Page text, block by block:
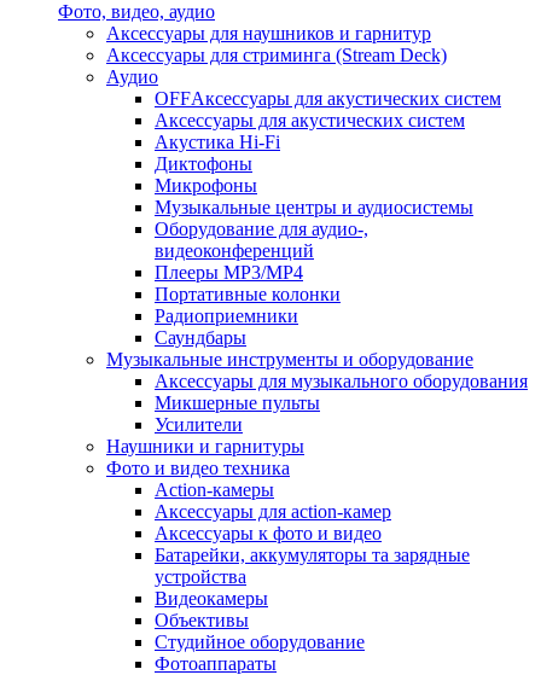
Фото, видео, аудио
Аксессуары для наушников и гарнитур
Аксессуары для стриминга (Stream Deck)
Аудио
OFFАксессуары для акустических систем
Аксессуары для акустических систем
Акустика Hi-Fi
Диктофоны
Микрофоны
Музыкальные центры и аудиосистемы
Оборудование для аудио-,
видеоконференций
Плееры MP3/MP4
Портативные колонки
Радиоприемники
Саундбары
Музыкальные инструменты и оборудование
Аксессуары для музыкального оборудования
Микшерные пульты
Усилители
Наушники и гарнитуры
Фото и видео техника
Action-камеры
Аксессуары для action-камер
Аксессуары к фото и видео
Батарейки, аккумуляторы та зарядные
устройства
Видеокамеры
Объективы
Студийное оборудование
Фотоаппараты